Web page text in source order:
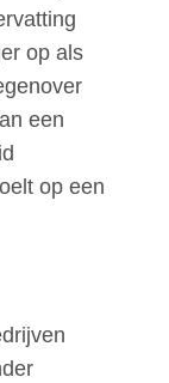
op als
een
op een